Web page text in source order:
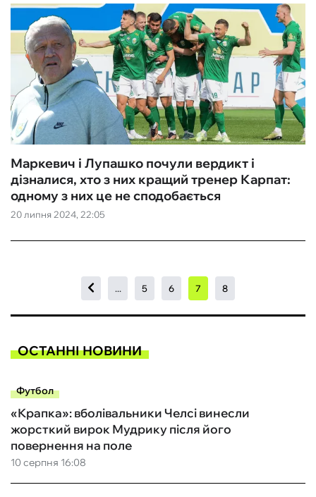
20 липня 2024, 22:05
Маркевич і Лупашко почули вердикт і
дізналися, хто з них кращий тренер Карпат:
одному з них це не сподобається
... 5 6 7 8
ОСТАННІ НОВИНИ
Футбол
10 серпня 16:08
«Крапка»: вболівальники Челсі винесли
жорсткий вирок Мудрику після його
повернення на поле